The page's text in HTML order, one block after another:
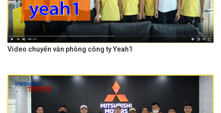
Video chuyển văn phòng công ty Yeah1